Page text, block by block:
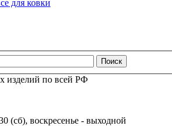
изделий по всей РФ
(сб), воскресенье - выходной